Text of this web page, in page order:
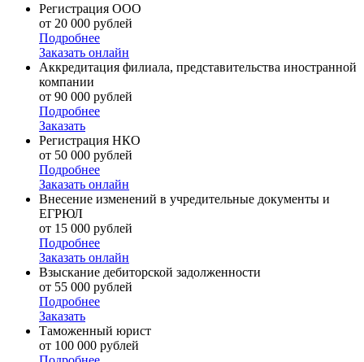
Регистрация ООО
от 20 000 рублей
Подробнее
Заказать онлайн
Аккредитация филиала, представительства иностранной
компании
от 90 000 рублей
Подробнее
Заказать
Регистрация НКО
от 50 000 рублей
Подробнее
Заказать онлайн
Внесение изменений в учредительные документы и
ЕГРЮЛ
от 15 000 рублей
Подробнее
Заказать онлайн
Взыскание дебиторской задолженности
от 55 000 рублей
Подробнее
Заказать
Таможенный юрист
от 100 000 рублей